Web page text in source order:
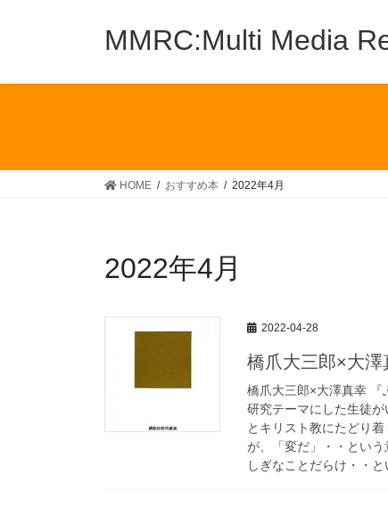
MMRC:Multi Media
HOME おすすめ本 2022年4月
2022年4月
2022-04-28
橋爪大三郎×大
橋爪大三郎×大澤真幸 『
研究テーマにした生徒
とキリスト教にたどり
が、「変だ」・・とい
しぎなことだらけ・・